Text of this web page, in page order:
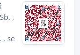
,
, se